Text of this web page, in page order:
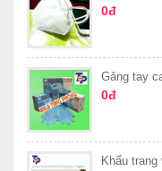
0đ
Găng tay
0đ
Khẩu